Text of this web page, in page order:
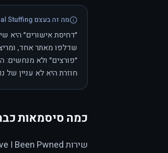
מה זה בעצם Credential Stuffing?
״דחיסת אישורים״ היא
שדלפו מאתר אחד,
״פורצים״ ולא
חוזרת היא לא עניין
כמה סיסמאות
שירות Have I Been Pwned — מאגר ההדלפות הציבורי הגדול בעולם, שעליו כתבנו